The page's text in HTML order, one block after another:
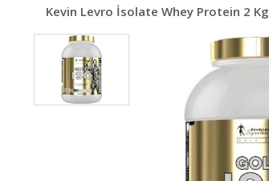
Kevin Levro İsolate Whey Protein 2 Kg